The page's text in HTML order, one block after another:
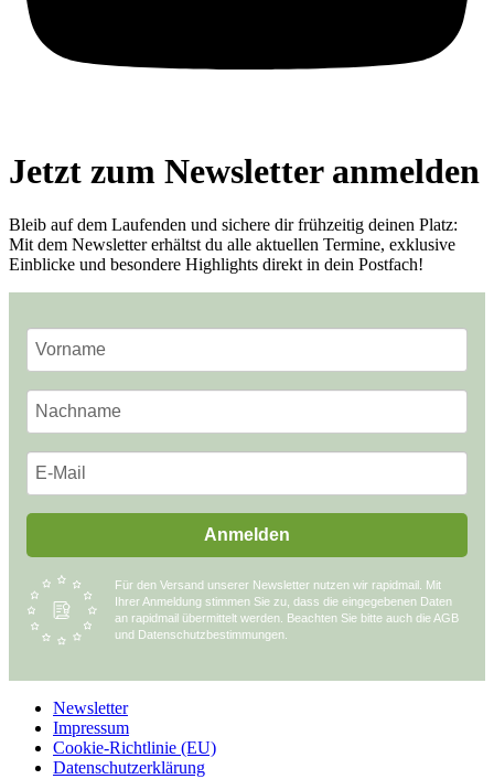
Jetzt zum Newsletter anmelden
Bleib auf dem Laufenden und sichere dir frühzeitig deinen Platz:
Mit dem Newsletter erhältst du alle aktuellen Termine, exklusive
Einblicke und besondere Highlights direkt in dein Postfach!
Anmelden
Für den Versand unserer Newsletter nutzen wir rapidmail. Mit
Ihrer Anmeldung stimmen Sie zu, dass die eingegebenen Daten
an rapidmail übermittelt werden. Beachten Sie bitte auch die AGB
und Datenschutzbestimmungen.
Newsletter
Impressum
Cookie-Richtlinie (EU)
Datenschutzerklärung